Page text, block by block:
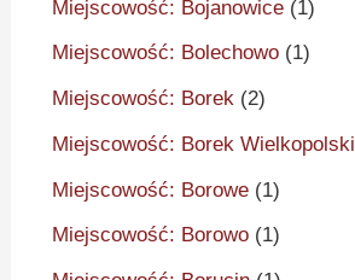
Miejscowość: Bojanowice (1)
Miejscowość: Bolechowo (1)
Miejscowość: Borek (2)
Miejscowość: Borek Wielkopolski
Miejscowość: Borowe (1)
Miejscowość: Borowo (1)